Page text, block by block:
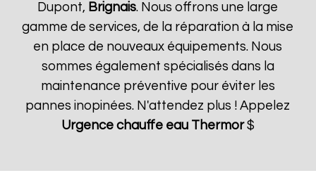
Dupont, Brignais. Nous offrons une large
gamme de services, de la réparation à la mise
en place de nouveaux équipements. Nous
sommes également spécialisés dans la
maintenance préventive pour éviter les
pannes inopinées. N'attendez plus ! Appelez
Urgence chauffe eau Thermor$